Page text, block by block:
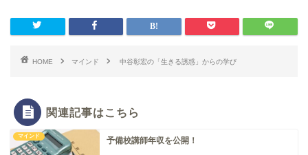
HOME マインド 中谷彰宏の「生きる誘惑」からの学び
関連記事はこちら
マインド 予備校講師年収を公開！